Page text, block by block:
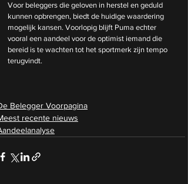
Voor beleggers die geloven in herstel en geduld
kunnen opbrengen, biedt de huidige waardering
mogelijk kansen. Voorlopig blijft Puma echter
vooral een aandeel voor de optimist iemand die
bereid is te wachten tot het sportmerk zijn tempo
terugvindt.
Belegger Voorpagina
recente nieuws